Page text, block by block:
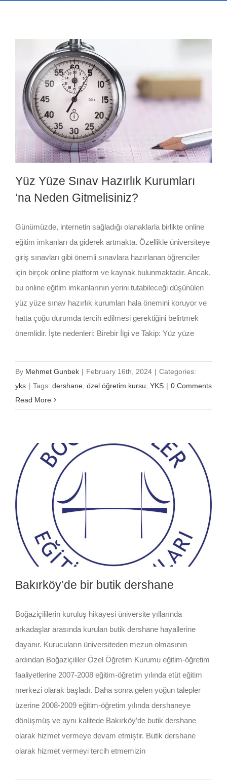
Yüz Yüze Sınav Hazırlık Kurumları
‘na Neden Gitmelisiniz?
Günümüzde, internetin sağladığı olanaklarla birlikte online
eğitim imkanları da giderek artmakta. Özellikle üniversiteye
giriş sınavları gibi önemli sınavlara hazırlanan öğrenciler
için birçok online platform ve kaynak bulunmaktadır. Ancak,
bu online eğitim imkanlarının yerini tutabileceği düşünülen
yüz yüze sınav hazırlık kurumları hala önemini koruyor ve
hatta çoğu durumda tercih edilmesi gerektiğini belirtmek
önemlidir. İşte nedenleri: Birebir İlgi ve Takip: Yüz yüze
By Mehmet Gunbek | February 16th, 2024 | Categories:
yks | Tags: dershane özel öğretim kursu YKS | 0 Comments
Read More
Bakırköy’de bir butik dershane
Boğaziçililerin kuruluş hikayesi üniversite yıllarında
arkadaşlar arasında kurulan butik dershane hayallerine
dayanır. Kurucuların üniversiteden mezun olmasının
ardından Boğaziçililer Özel Öğretim Kurumu eğitim-öğretim
faaliyetlerine 2007-2008 eğitim-öğretim yılında etüt eğitim
merkezi olarak başladı. Daha sonra gelen yoğun talepler
üzerine 2008-2009 eğitim-öğretim yılında dershaneye
dönüşmüş ve aynı kalitede Bakırköy’de butik dershane
olarak hizmet vermeye devam etmiştir. Butik dershane
olarak hizmet vermeyi tercih etmemizin